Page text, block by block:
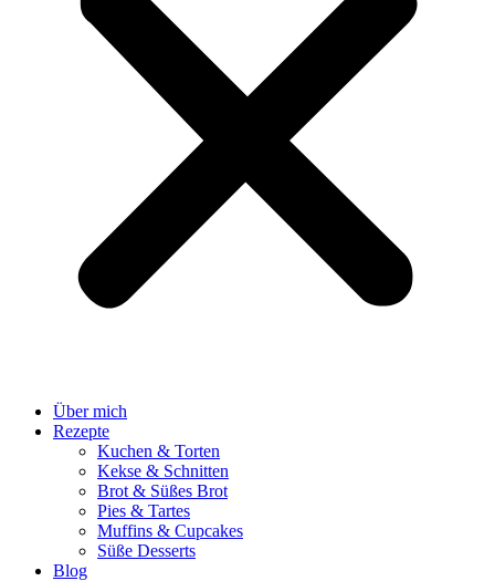
Über mich
Rezepte
Kuchen & Torten
Kekse & Schnitten
Brot & Süßes Brot
Pies & Tartes
Muffins & Cupcakes
Süße Desserts
Blog